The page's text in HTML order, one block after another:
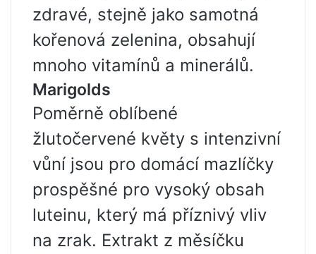
zdravé, stejně jako samotná
kořenová zelenina, obsahují
mnoho vitamínů a minerálů.
Marigolds
Poměrně oblíbené
žlutočervené květy s intenzivní
vůní jsou pro domácí mazlíčky
prospěšné pro vysoký obsah
luteinu, který má příznivý vliv
na zrak. Extrakt z měsíčku